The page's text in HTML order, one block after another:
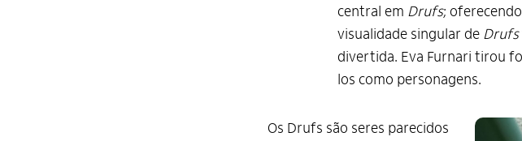
central em Drufs;
visualidade singular de Drufs
divertida. Eva Furnari tirou
los como personagens.
Os Drufs são seres parecidos